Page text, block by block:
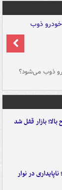
ذوب می‌شود؟
بازار قفل شد
در نوار